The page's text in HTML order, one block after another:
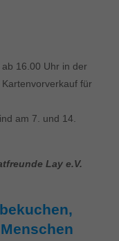
16.00 Uhr in der
für
am 7. und 14.
Lay e.V.